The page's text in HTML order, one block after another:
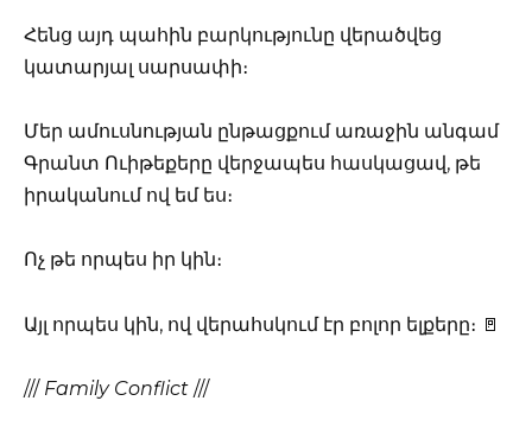
Հենց այդ պահին բարկությունը վերածվեց
կատարյալ սարսափի։
Մեր ամուսնության ընթացքում առաջին անգամ
Գրանտ Ուիթեքերը վերջապես հասկացավ, թե
իրականում ով եմ ես։
Ոչ թե որպես իր կին։
Այլ որպես կին, ով վերահսկում էր բոլոր ելքերը։ 🚪
/// Family Conflict ///